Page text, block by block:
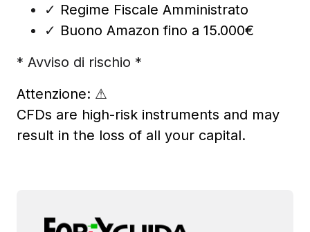
✓ Regime Fiscale Amministrato
✓ Buono Amazon fino a 15.000€
* Avviso di rischio *
Attenzione: ⚠
CFDs are high-risk instruments and may
result in the loss of all your capital.